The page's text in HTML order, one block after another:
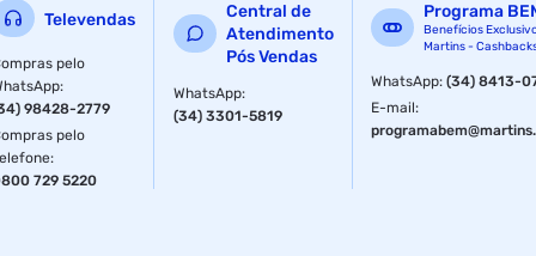
Televendas
pelo
:
98428-2779
pelo
:
729 5220
Central de
Atendimento
Pós Vendas
WhatsApp:
(34) 3301-5819
Programa
Benefícios
Martins -
WhatsApp:(34) 8413-
E-mail: